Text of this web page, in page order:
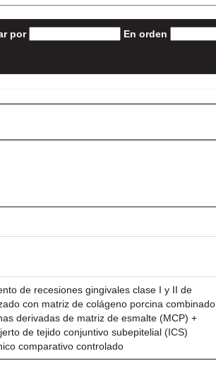
por En orden
de recesiones gingivales clase I y II de
con matriz de colágeno porcina combinado
derivadas de matriz de esmalte (MCP) +
de tejido conjuntivo subepitelial (ICS)
comparativo controlado